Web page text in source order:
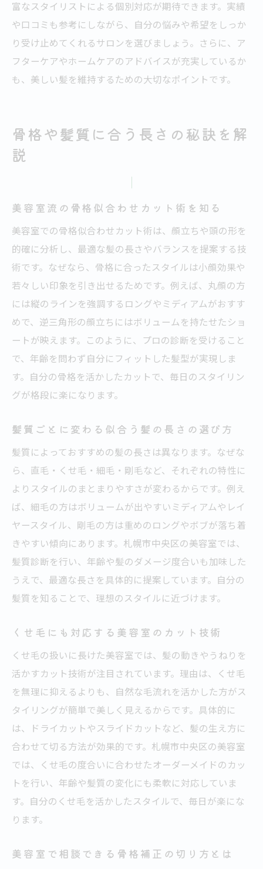
美容室選びで失敗しないポイントを解説
満足度の高い美容室のオーダー方法とは
美容室活用で理想の自分に近づく方法
富なスタイリストによる個別対応が期待できます。実績
や口コミも参考にしながら、自分の悩みや希望をしっか
り受け止めてくれるサロンを選びましょう。さらに、ア
フターケアやホームケアのアドバイスが充実しているか
も、美しい髪を維持するための大切なポイントです。
骨格や髪質に合う長さの秘訣を解
説
美容室流の骨格似合わせカット術を知る
美容室での骨格似合わせカット術は、顔立ちや頭の形を
的確に分析し、最適な髪の長さやバランスを提案する技
術です。なぜなら、骨格に合ったスタイルは小顔効果や
若々しい印象を引き出せるためです。例えば、丸顔の方
には縦のラインを強調するロングやミディアムがおすす
めで、逆三角形の顔立ちにはボリュームを持たせたショ
ートが映えます。このように、プロの診断を受けること
で、年齢を問わず自分にフィットした髪型が実現しま
す。自分の骨格を活かしたカットで、毎日のスタイリン
グが格段に楽になります。
髪質ごとに変わる似合う髪の長さの選び方
髪質によっておすすめの髪の長さは異なります。なぜな
ら、直毛・くせ毛・細毛・剛毛など、それぞれの特性に
よりスタイルのまとまりやすさが変わるからです。例え
ば、細毛の方はボリュームが出やすいミディアムやレイ
ヤースタイル、剛毛の方は重めのロングやボブが落ち着
きやすい傾向にあります。札幌市中央区の美容室では、
髪質診断を行い、年齢や髪のダメージ度合いも加味した
うえで、最適な長さを具体的に提案しています。自分の
髪質を知ることで、理想のスタイルに近づけます。
くせ毛にも対応する美容室のカット技術
くせ毛の扱いに長けた美容室では、髪の動きやうねりを
活かすカット技術が注目されています。理由は、くせ毛
を無理に抑えるよりも、自然な毛流れを活かした方がス
タイリングが簡単で美しく見えるからです。具体的に
は、ドライカットやスライドカットなど、髪の生え方に
合わせて切る方法が効果的です。札幌市中央区の美容室
では、くせ毛の度合いに合わせたオーダーメイドのカッ
トを行い、年齢や髪質の変化にも柔軟に対応していま
す。自分のくせ毛を活かしたスタイルで、毎日が楽にな
ります。
美容室で相談できる骨格補正の切り方とは